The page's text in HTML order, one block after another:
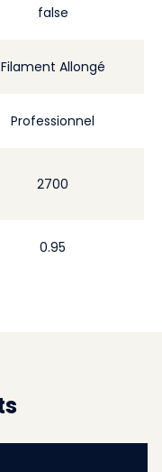
false
Filament Allongé
Professionnel
2700
0.95